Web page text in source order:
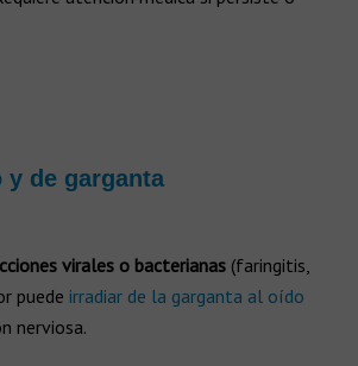
y de garganta
virales o bacterianas (faringitis,
puede irradiar de la garganta al oído
nerviosa.